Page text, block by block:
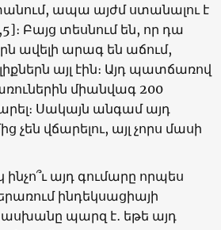
ապա այժմ ստանալու է
Բայց տեսնում են, որ դա
ավելի արագ են աճում,
այլ էին։ Այդ պատճառով
միանվագ 200
Սակայն անգամ այդ
չեն վճարելու, այլ չորս մասի
ինչո՞ւ այդ գումարը որպես
ինդեկսացիայի
պարզ է․ եթե այդ